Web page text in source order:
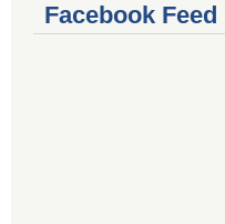
Facebook Feed